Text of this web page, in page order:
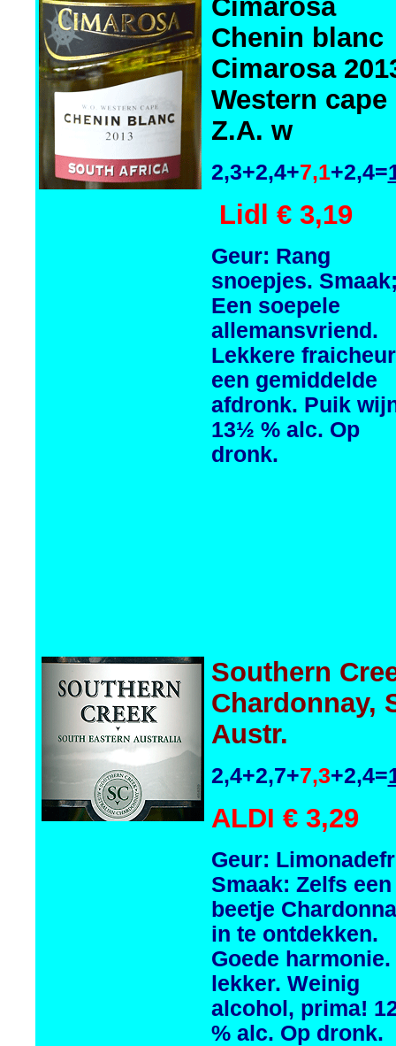
Cimarosa
Chenin blanc
Cimarosa
Western cape
Z.A. w
2,3+2,4+7,1+2,4=
Lidl € 3,19
Geur: Rang
snoepjes.
Een soepele
allemansvriend.
Lekkere
een gemiddelde
afdronk. Puik
13½ % alc. Op
dronk.
Southern
Chardonnay,
Austr.
2,4+2,7+7,3+2,4=
ALDI € 3,29
Geur:
Smaak: Zelfs een
beetje
in te ontdekken.
Goede harmonie.
lekker. Weinig
alcohol, prima!
% alc. Op dronk.